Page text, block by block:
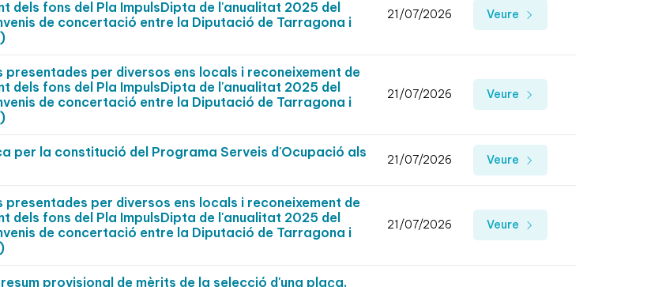
dels fons del Pla ImpulsDipta de l'anualitat 2025 del
de concertació entre la Diputació de Tarragona i
21/07/2026 Veure
per diversos ens locals i reconeixement de
dels fons del Pla ImpulsDipta de l'anualitat 2025 del
de concertació entre la Diputació de Tarragona i
21/07/2026 Veure
per la constitució del Programa Serveis d'Ocupació als
21/07/2026 Veure
per diversos ens locals i reconeixement de
dels fons del Pla ImpulsDipta de l'anualitat 2025 del
de concertació entre la Diputació de Tarragona i
21/07/2026 Veure
provisional de mèrits de la selecció d'una plaça,